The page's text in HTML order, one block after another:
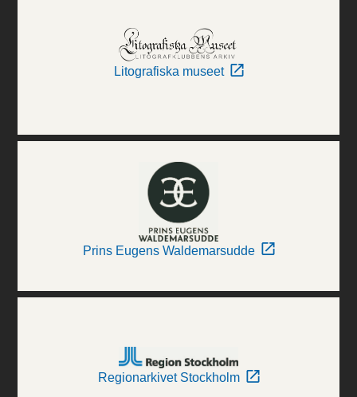
Litografiska museet
Prins Eugens Waldemarsudde
Regionarkivet Stockholm